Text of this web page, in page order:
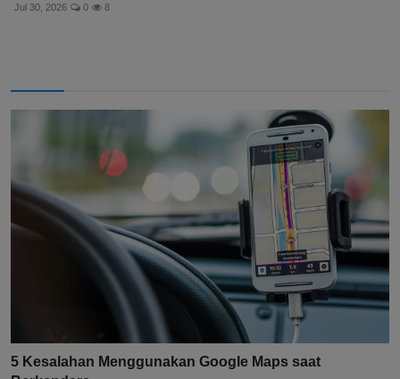
Jul 30, 2026 0 8
5 Kesalahan Menggunakan Google Maps saat